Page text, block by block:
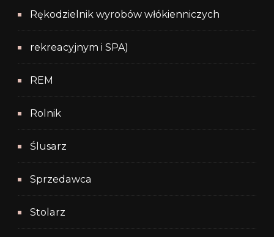
Rękodzielnik wyrobów włókienniczych
rekreacyjnym i SPA)
REM
Rolnik
Ślusarz
Sprzedawca
Stolarz